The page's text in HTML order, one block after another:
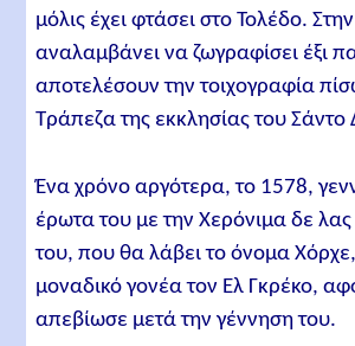
μόλις έχει φτάσει στο Τολέδο.
αναλαμβάνει να ζωγραφίσει έξι
αποτελέσουν την τοιχογραφία
Τράπεζα της εκκλησίας του Σάντο
Ένα χρόνο αργότερα, το 1578,
έρωτα του με την Χερόνιμα δε
του, που θα λάβει το όνομα
μοναδικό γονέα τον Ελ Γκρέκο,
απεβίωσε μετά την γέννηση του.